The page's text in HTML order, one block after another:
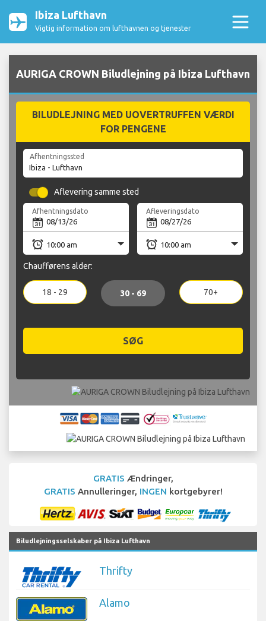
Ibiza Lufthavn
Vigtig information om lufthavnen og tjenester
AURIGA CROWN Biludlejning på Ibiza Lufthavn
BILUDLEJNING MED UOVERTRUFFEN VÆRDI
FOR PENGENE
Afhentningssted
Aflevering samme sted
Afhentningsdato Afleveringsdato
Chaufførens alder:
18 - 29 30 - 69 70+
SØG
GRATIS Ændringer,
GRATIS Annulleringer, INGEN kortgebyrer!
Biludlejningsselskaber på Ibiza Lufthavn
Thrifty
Alamo